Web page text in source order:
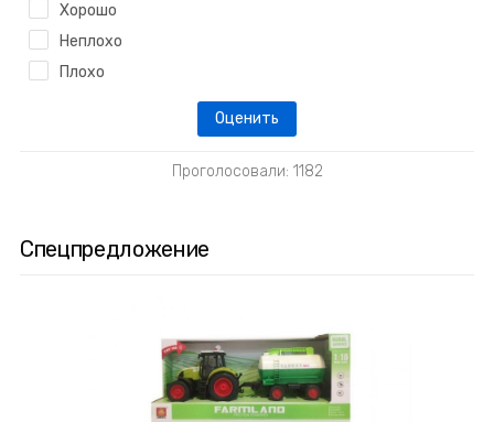
Хорошо
Неплохо
Плохо
Проголосовали: 1182
Спецпредложение